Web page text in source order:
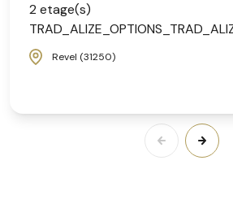
2 etage(s)
Revel (31250)